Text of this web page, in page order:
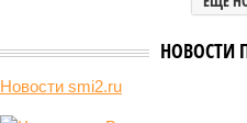
НОВОСТИ
Новости smi2.ru